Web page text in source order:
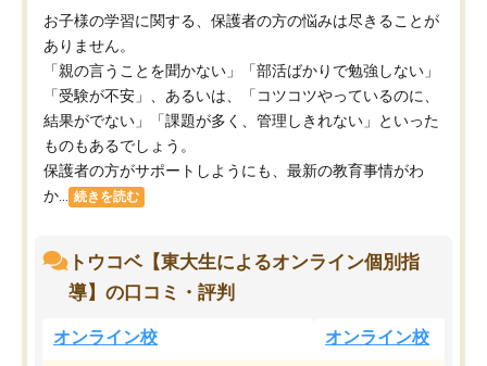
お子様の学習に関する、保護者の方の悩みは尽きることが
ありません。
「親の言うことを聞かない」「部活ばかりで勉強しない」
「受験が不安」、あるいは、「コツコツやっているのに、
結果がでない」「課題が多く、管理しきれない」といった
ものもあるでしょう。
保護者の方がサポートしようにも、最新の教育事情がわ
か...
続きを読む
トウコベ【東大生によるオンライン個別指
導】の口コミ・評判
オンライン校 オンライン校